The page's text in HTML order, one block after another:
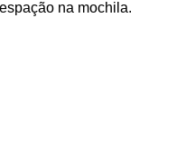
na mochila.